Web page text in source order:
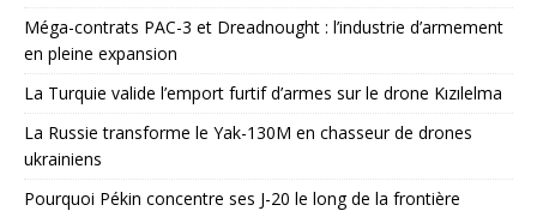
Méga-contrats PAC-3 et Dreadnought : l’industrie d’armement
en pleine expansion
La Turquie valide l’emport furtif d’armes sur le drone Kızılelma
La Russie transforme le Yak-130M en chasseur de drones
ukrainiens
Pourquoi Pékin concentre ses J-20 le long de la frontière